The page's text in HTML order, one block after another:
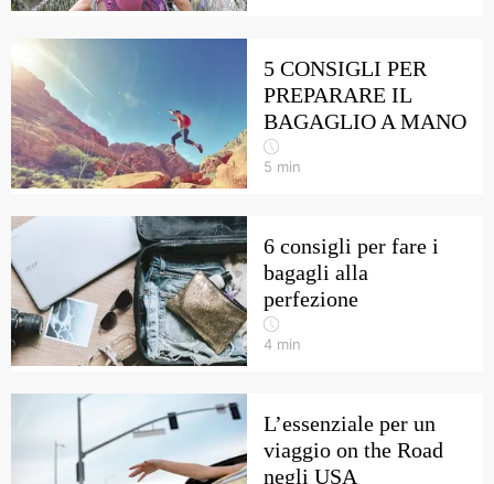
5 CONSIGLI PER
PREPARARE IL
BAGAGLIO A MANO
5 min
6 consigli per fare i
bagagli alla
perfezione
4 min
L’essenziale per un
viaggio on the Road
negli USA